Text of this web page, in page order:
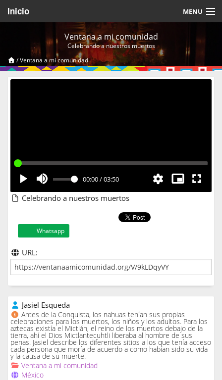
Inicio MENU
Videos Temáticos
Cerrar Sesión
Ventana a mi comunidad
Celebrando a nuestros muertos
/Ventana a mi comunidad
00:00/03:50
Celebrando a nuestros muertos
Whatsapp
URL:
Jasiel Esqueda
Antes de la Conquista, los nahuas tenían sus propias
celebraciones para los muertos, los niños y los adultos. Para los
aztecas existía el Mictlán, el reino de los muertos debajo de la
tierra, ahí el Dios Mictlantecuhtli liberaba al hombre de sus
penas. Jasiel describe los diferentes sitios a los que tenía acceso
cada persona que moría de acuerdo a como habían sido su vida
y la causa de su muerte.
Ventana a mi comunidad
México